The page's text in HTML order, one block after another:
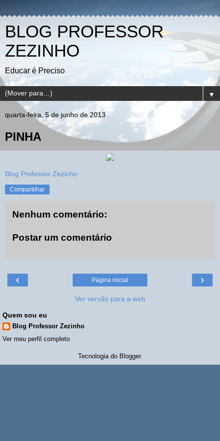
BLOG PROFESSOR
ZEZINHO
Educar é Preciso
▼
quarta-feira, 5 de junho de 2013
PINHA
Blog Professor Zezinho
Compartilhar
Nenhum comentário:
Postar um comentário
‹ ›
Página inicial
Ver versão para a web
Quem sou eu
Blog Professor Zezinho
Ver meu perfil completo
Tecnologia do Blogger.